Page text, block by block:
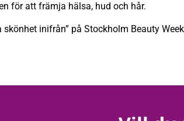
för att främja hälsa, hud och hår.
skönhet inifrån” på Stockholm Beauty